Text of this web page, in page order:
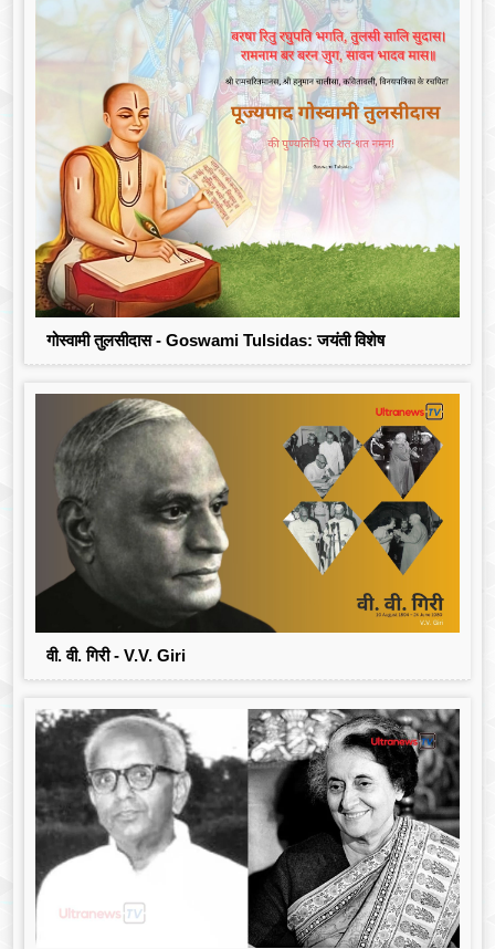
गोस्वामी तुलसीदास - Goswami Tulsidas: जयंती विशेष
वी. वी. गिरी - V.V. Giri